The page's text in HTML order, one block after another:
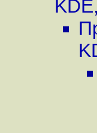
KDE,